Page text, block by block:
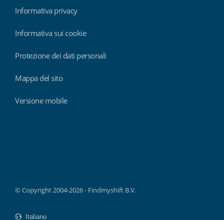
Informativa privacy
Informativa sui cookie
Protezione dei dati personali
Mappa del sito
Versione mobile
© Copyright 2004-2026 - Findmyshift B.V.